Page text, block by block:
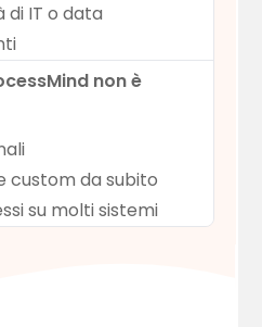
di IT o data
non è
custom da subito
su molti sistemi